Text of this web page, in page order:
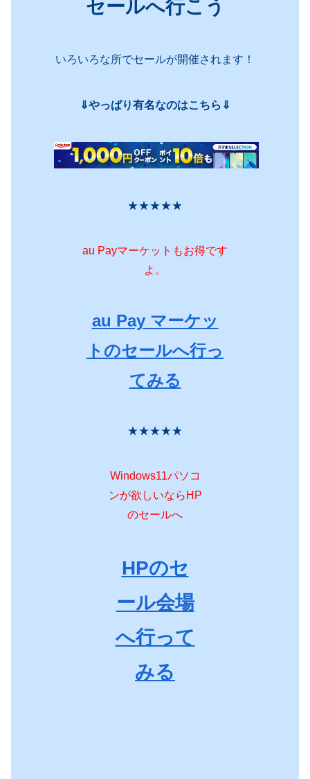
セールへ行こう
いろいろな所でセールが開催されます！
⇓やっぱり有名なのはこちら⇓
★★★★★
au Payマーケットもお得です
よ。
au Pay マーケッ
トのセールへ行っ
てみる
★★★★★
Windows11パソコ
ンが欲しいならHP
のセールへ
HPのセ
ール会場
へ行って
みる